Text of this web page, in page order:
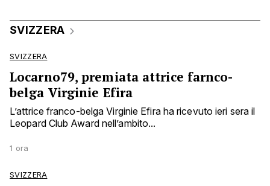
SVIZZERA
SVIZZERA
Locarno79, premiata attrice farnco-
belga Virginie Efira
L’attrice franco-belga Virginie Efira ha ricevuto ieri sera il
Leopard Club Award nell’ambito...
1 ora
SVIZZERA